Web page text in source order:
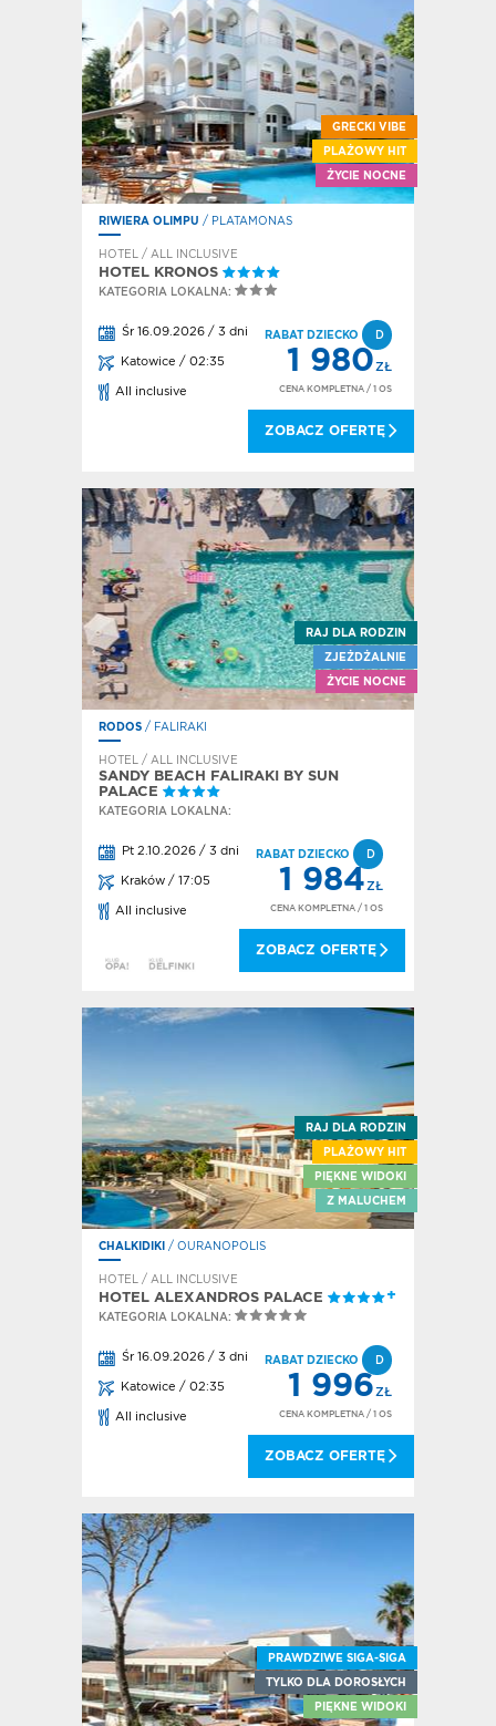
GRECKI VIBE
PLAŻOWY HIT
ŻYCIE NOCNE
RIWIERA OLIMPU / PLATAMONAS
HOTEL / ALL INCLUSIVE
HOTEL KRONOS
KATEGORIA LOKALNA:
Śr 16.09.2026 / 3 dni
Katowice / 02:35
All inclusive
RABAT DZIECKO D
1 980ZŁ
CENA KOMPLETNA / 1 OS
ZOBACZ OFERTĘ
RAJ DLA RODZIN
ZJEŻDŻALNIE
ŻYCIE NOCNE
RODOS / FALIRAKI
HOTEL / ALL INCLUSIVE
SANDY BEACH FALIRAKI BY SUN
PALACE
KATEGORIA LOKALNA:
Pt 2.10.2026 / 3 dni
Kraków / 17:05
All inclusive
RABAT DZIECKO D
1 984ZŁ
CENA KOMPLETNA / 1 OS
ZOBACZ OFERTĘ
RAJ DLA RODZIN
PLAŻOWY HIT
PIĘKNE WIDOKI
Z MALUCHEM
CHALKIDIKI / OURANOPOLIS
HOTEL / ALL INCLUSIVE
HOTEL ALEXANDROS PALACE
KATEGORIA LOKALNA:
Śr 16.09.2026 / 3 dni
Katowice / 02:35
All inclusive
RABAT DZIECKO D
1 996ZŁ
CENA KOMPLETNA / 1 OS
ZOBACZ OFERTĘ
PRAWDZIWE SIGA-SIGA
TYLKO DLA DOROSŁYCH
PIĘKNE WIDOKI